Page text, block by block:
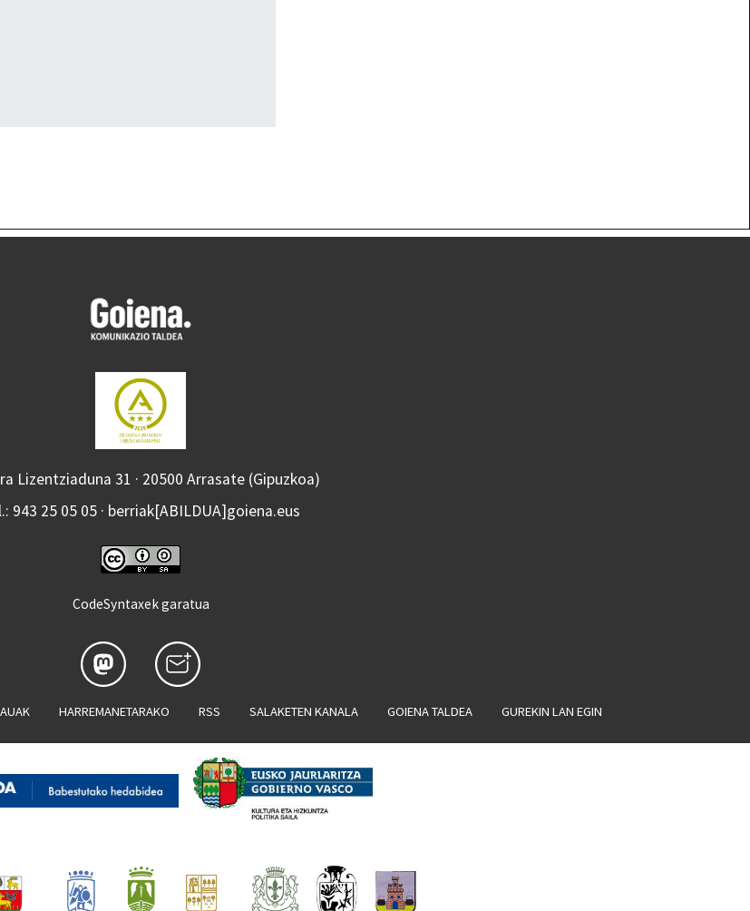
Lizentziaduna 31 · 20500 Arrasate (Gipuzkoa)
943 25 05 05 · berriak[ABILDUA]goiena.eus
CodeSyntaxek garatua
HARREMANETARAKO RSS SALAKETEN KANALA GOIENA TALDEA GUREKIN LAN EGIN